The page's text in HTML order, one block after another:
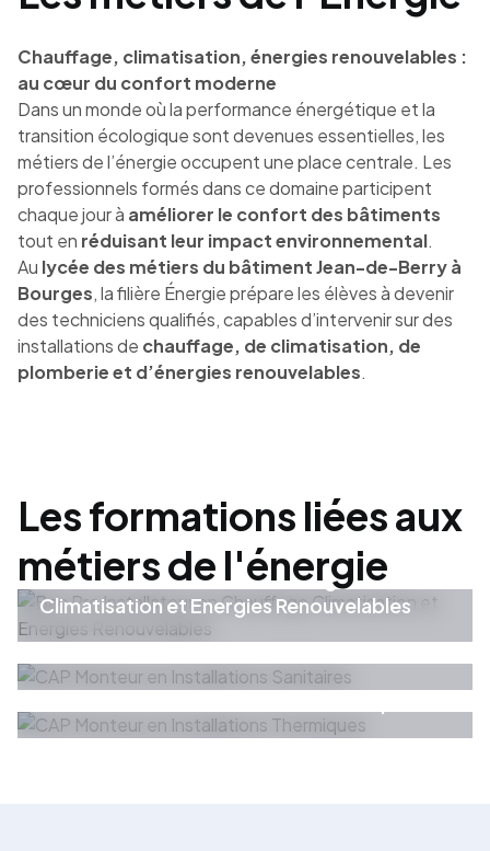
Chauffage, climatisation, énergies renouvelables :
au cœur du confort moderne
Dans un monde où la performance énergétique et la
transition écologique sont devenues essentielles, les
métiers de l’énergie occupent une place centrale. Les
professionnels formés dans ce domaine participent
chaque jour à améliorer le confort des bâtiments
tout en réduisant leur impact environnemental.
Au lycée des métiers du bâtiment Jean-de-Berry à
Bourges, la filière Énergie prépare les élèves à devenir
des techniciens qualifiés, capables d’intervenir sur des
installations de chauffage, de climatisation, de
plomberie et d’énergies renouvelables.
Les formations liées aux
métiers de l'énergie
Energie Formations
Bac Pro Installateur en Chauffage
Climatisation et Energies Renouvelables
EnergieFormations